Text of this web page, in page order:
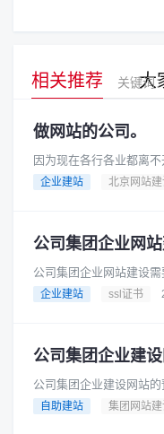
相关推荐 大
关键词
做网站的公司。
因为现在各行各业都离不开网站。 让我们为您
“做网站的公司”这个概
企业建站 北京网站
公司集团企业网站建设
标在建设网站之前，公
企业建站 ssl证书
公司集团企业建设网站
算范围：基础型网站预
自助建站 集团网站